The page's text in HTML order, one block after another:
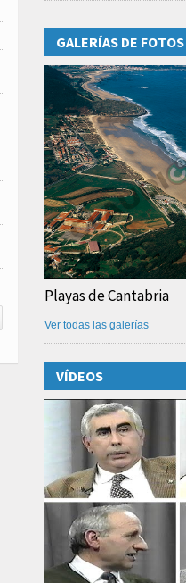
GALERÍAS DE FOTOS
Playas de Cantabria
Ver todas las galerías
VÍDEOS